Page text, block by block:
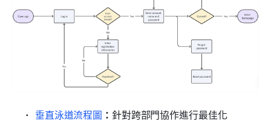
垂直泳道流程圖 ： 針對跨部門協作進行最佳化